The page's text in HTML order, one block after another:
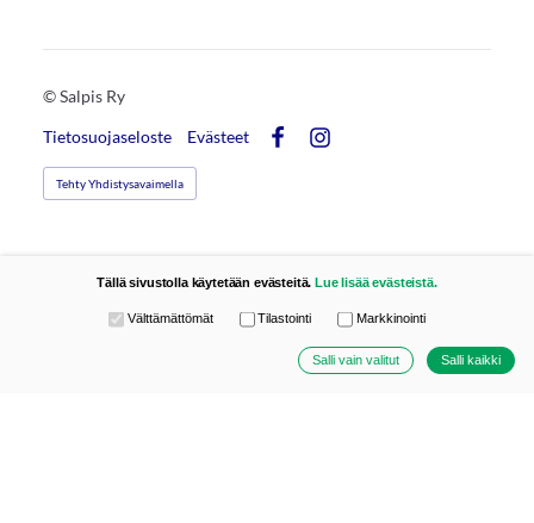
©Salpis Ry
Tietosuojaseloste
Evästeet
Tehty Yhdistysavaimella
Tällä sivustolla käytetään evästeitä.Lue lisää evästeistä.
Valitse käytettävät evästeet
Välttämättömät Tilastointi Markkinointi
Salli vain valitut Salli kaikki